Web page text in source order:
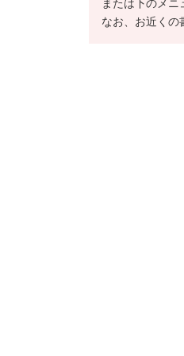
または下のメニ
なお、お近くの